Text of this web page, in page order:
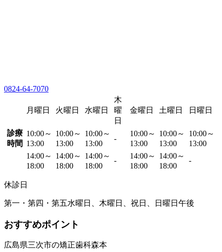
0824-64-7070
月曜日 火曜日 水曜日
木
曜
日
金曜日 土曜日 日曜日
診療
時間
10:00～
13:00
10:00～
13:00
10:00～
13:00
-
10:00～
13:00
10:00～
13:00
10:00～
13:00
14:00～
18:00
14:00～
18:00
14:00～
18:00
-
14:00～
18:00
14:00～
18:00
-
休診日
第一・第四・第五水曜日、木曜日、祝日、日曜日午後
おすすめポイント
広島県三次市の矯正歯科森本